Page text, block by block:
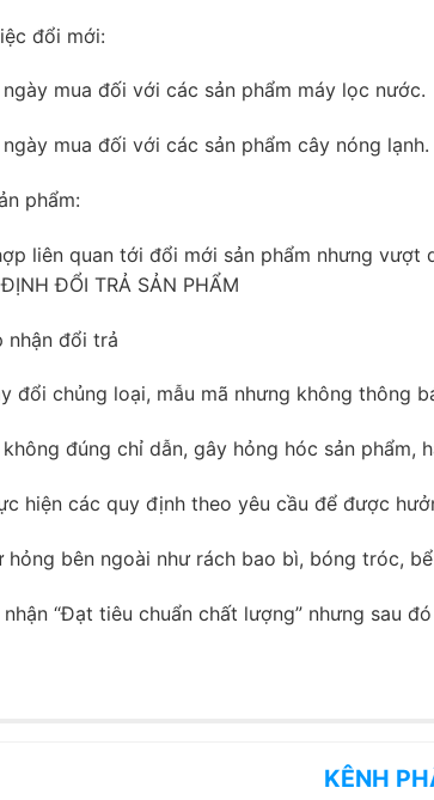
đổi mới:
mua đối với các sản phẩm máy lọc nước.
mua đối với các sản phẩm cây nóng lạnh.
phẩm:
liên quan tới đổi mới sản phẩm nhưng
ĐỔI TRẢ SẢN PHẨM
nhận đổi trả
đổi chủng loại, mẫu mã nhưng không thông
đúng chỉ dẫn, gây hỏng hóc sản phẩm,
hiện các quy định theo yêu cầu để được
hỏng bên ngoài như rách bao bì, bóng tróc,
“Đạt tiêu chuẩn chất lượng” nhưng sau
KÊNH